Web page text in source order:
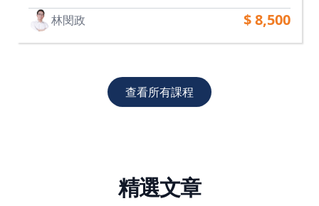
林閔政 $ 8,500
查看所有課程
精選文章